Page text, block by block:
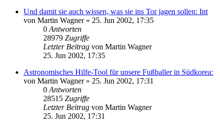
Und damit sie auch wissen, was sie ins Tor jagen sollen: Int
von Martin Wagner» 25. Jun 2002, 17:35
0 Antworten
28979 Zugriffe
Letzter Beitrag von Martin Wagner
25. Jun 2002, 17:35
Astronomisches Hilfe-Tool für unsere Fußballer in Südkorea:
von Martin Wagner» 25. Jun 2002, 17:31
0 Antworten
28515 Zugriffe
Letzter Beitrag von Martin Wagner
25. Jun 2002, 17:31